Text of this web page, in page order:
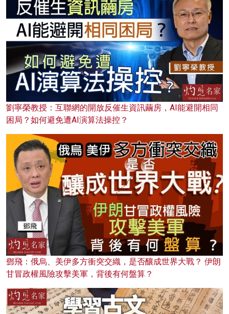
劉寧榮教授：互聯網的開放反催生資訊繭房，AI能避開相同
困局？如何避免遭AI演算法操控？
鄧飛：俄烏、美伊多方衝突交織，是否釀成世界大戰？ 伊朗
甘冒政權風險攻擊美軍，背後有何盤算？